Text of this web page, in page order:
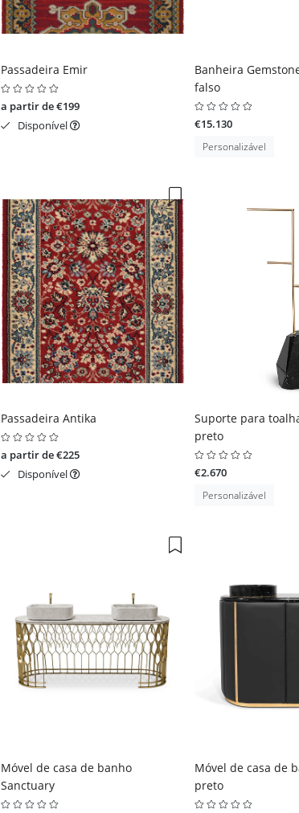
Passadeira Emir
a partir de €199
Disponível
Banheira
falso
€15.130
Personalizável
Passadeira Antika
a partir de €225
Disponível
Suporte para
preto
€2.670
Personalizável
Móvel de casa de banho
Sanctuary
Móvel de casa de
preto